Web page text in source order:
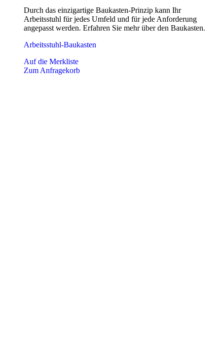
Durch das einzigartige Baukasten-Prinzip kann Ihr
Arbeitsstuhl für jedes Umfeld und für jede Anforderung
angepasst werden. Erfahren Sie mehr über den Baukasten.
Arbeitsstuhl-Baukasten
Auf die Merkliste
Zum Anfragekorb